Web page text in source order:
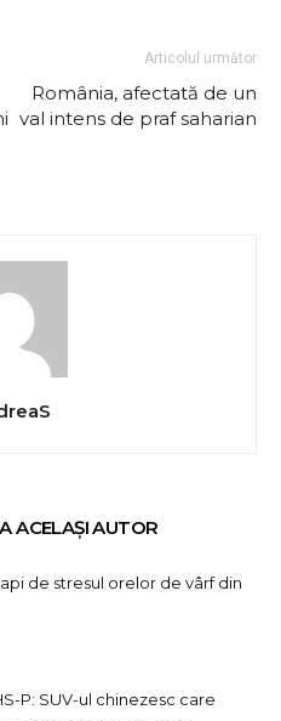
Articolul următor
România, afectată de un
val intens de praf saharian
ACELAȘI AUTOR
de stresul orelor de vârf din
P: SUV-ul chinezesc care